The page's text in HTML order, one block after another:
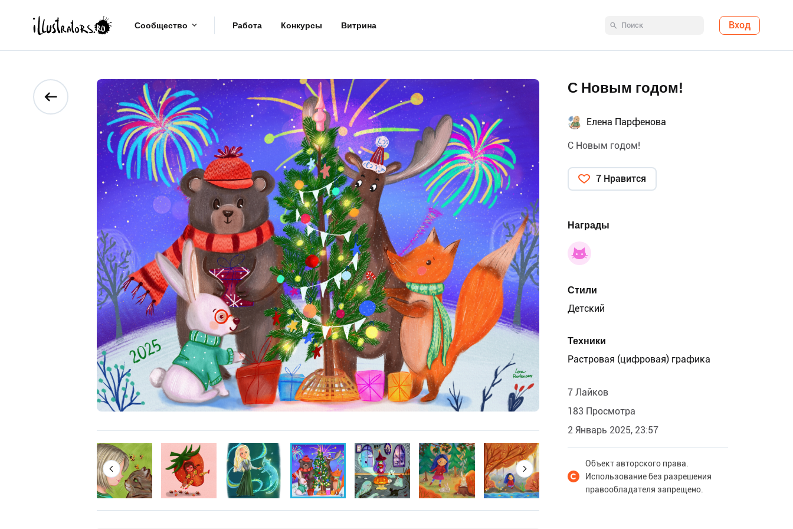
Сообщество Работа Конкурсы Витрина Вход
С Новым годом!
Елена Парфенова
С Новым годом!
7 Нравится
Награды
Стили
Детский
Техники
Растровая (цифровая) графика
7 Лайков
183 Просмотра
2 Январь 2025, 23:57
Объект авторского права.
Использование без разрешения
правообладателя запрещено.